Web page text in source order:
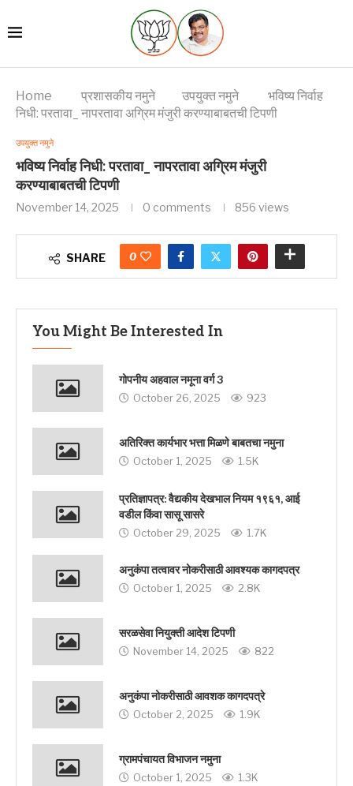
Home प्रशासकीय नमुने उपयुक्त नमुने
भविष्य निर्वाह
निधी: परतावा_ नापरतावा अग्रिम मंजुरी करण्याबाबतची टिपणी
उपयुक्त नमुने
भविष्य निर्वाह निधी: परतावा_ नापरतावा अग्रिम मंजुरी
करण्याबाबतची टिपणी
November 14, 2025 0 comments 856 views
SHARE 0
You Might Be Interested In
गोपनीय अहवाल नमूना वर्ग 3
October 26, 2025 923
अतिरिक्त कार्यभार भत्ता मिळणे बाबतचा नमुना
October 1, 2025 1.5K
प्रतिज्ञापत्र: वैद्यकीय देखभाल नियम १९६१, आई
वडील किंवा सासू सासरे
October 29, 2025 1.7K
अनुकंपा तत्वावर नोकरीसाठी आवश्यक कागदपत्र
October 1, 2025 2.8K
सरळसेवा नियुक्ती आदेश टिपणी
November 14, 2025 822
अनुकंपा नोकरीसाठी आवशक कागदपत्रे
October 2, 2025 1.9K
ग्रामपंचायत विभाजन नमुना
October 1, 2025 1.3K